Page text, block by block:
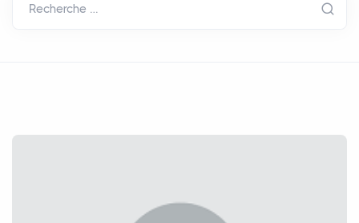
Recherche …